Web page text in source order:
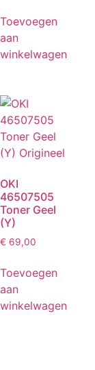
Toevoegen
aan
winkelwagen
OKI
46507505
Toner Geel
(Y)
€ 69,00
Toevoegen
aan
winkelwagen